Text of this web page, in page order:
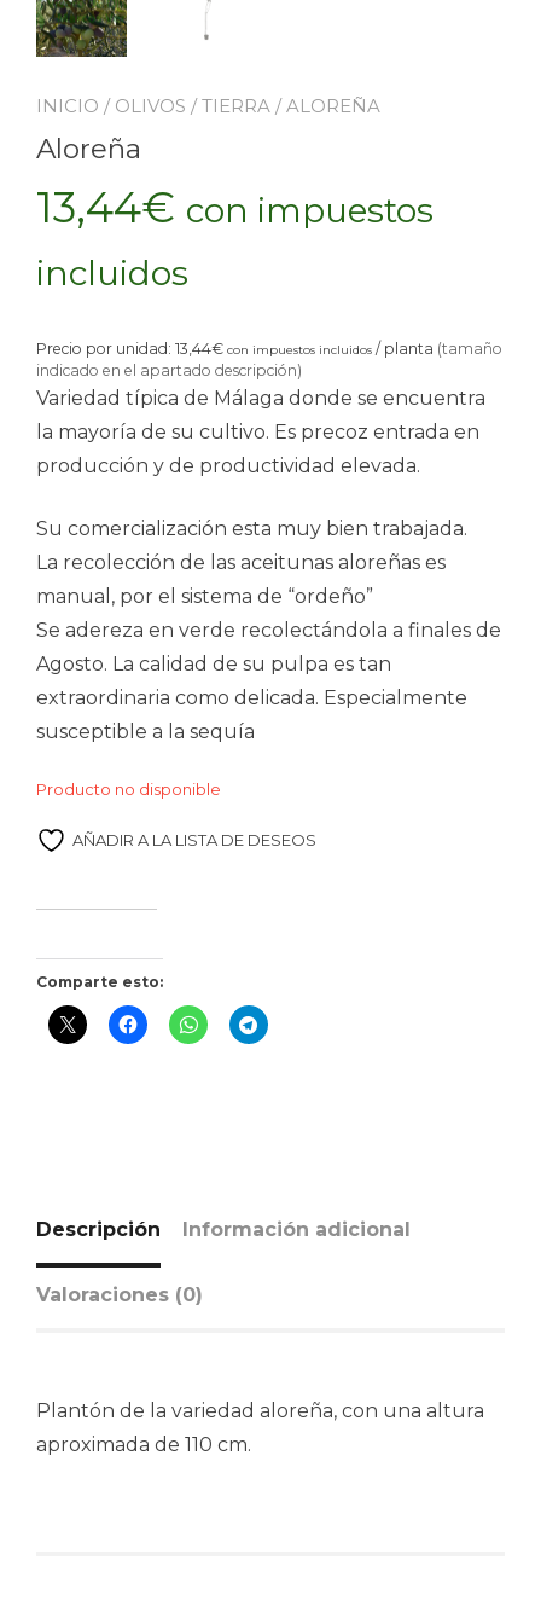
INICIO / OLIVOS /TIERRA / ALOREÑA
Aloreña
13,44€ con impuestos
incluidos
Precio por unidad: 13,44€ con impuestos incluidos / planta (tamaño
indicado en el apartado descripción)
Variedad típica de Málaga donde se encuentra
la mayoría de su cultivo. Es precoz entrada en
producción y de productividad elevada.
Su comercialización esta muy bien trabajada.
La recolección de las aceitunas aloreñas es
manual, por el sistema de “ordeño”
Se adereza en verde recolectándola a finales de
Agosto. La calidad de su pulpa es tan
extraordinaria como delicada. Especialmente
susceptible a la sequía
Producto no disponible
AÑADIR A LA LISTA DE DESEOS
Comparte esto:
Descripción Información adicional
Valoraciones (0)
Plantón de la variedad aloreña, con una altura
aproximada de 110 cm.